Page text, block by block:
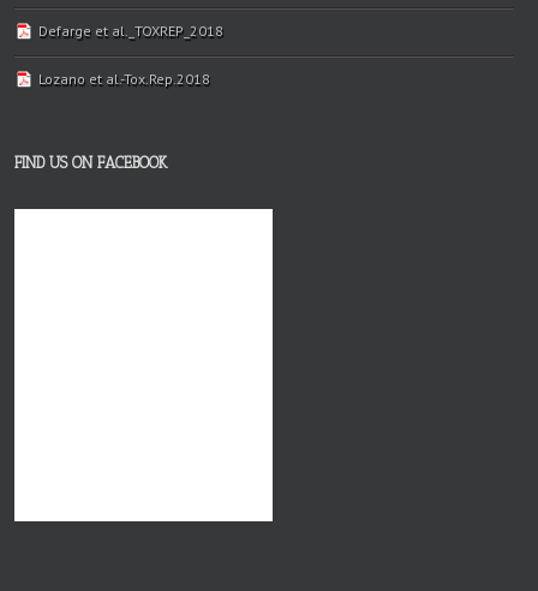
Defarge et al._TOXREP_2018
Lozano et al.-Tox.Rep.2018
FIND US ON FACEBOOK